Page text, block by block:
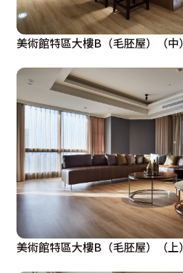
美術館特區大樓B（毛胚屋）（中）
美術館特區大樓B（毛胚屋）（上）